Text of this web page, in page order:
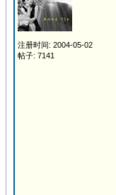
注册时间: 2004-05-02
帖子: 7141